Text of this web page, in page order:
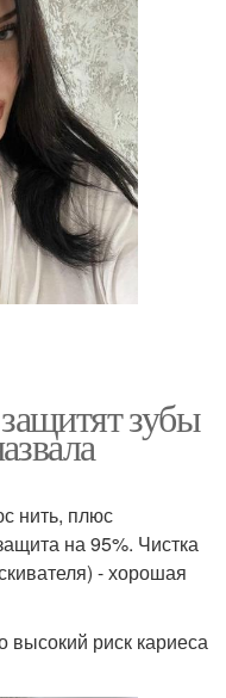
зубы
нить, плюс
на 95%. Чистка
- хорошая
высокий риск кариеса